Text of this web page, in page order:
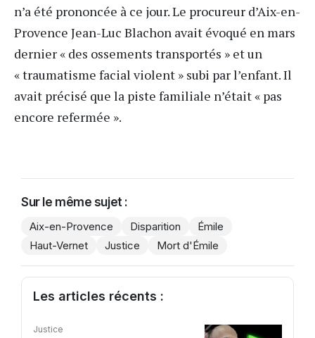
n’a été prononcée à ce jour. Le procureur d’Aix-en-
Provence Jean-Luc Blachon avait évoqué en mars
dernier « des ossements transportés » et un
« traumatisme facial violent » subi par l’enfant. Il
avait précisé que la piste familiale n’était « pas
encore refermée ».
Sur le même sujet :
Aix-en-Provence Disparition
Émile
Haut-Vernet
Justice Mort d'Émile
Les articles récents :
Justice